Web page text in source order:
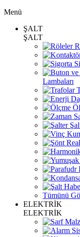
Menü
ŞALT
ŞALT
Lambaları
Tümünü
ELEKTRİK
ELEKTRİK